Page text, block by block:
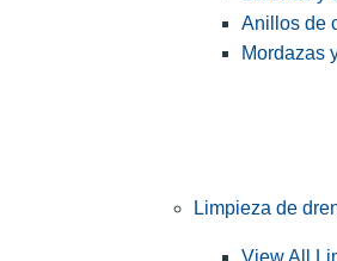
Anillos de
Mordazas
Limpieza de
View All